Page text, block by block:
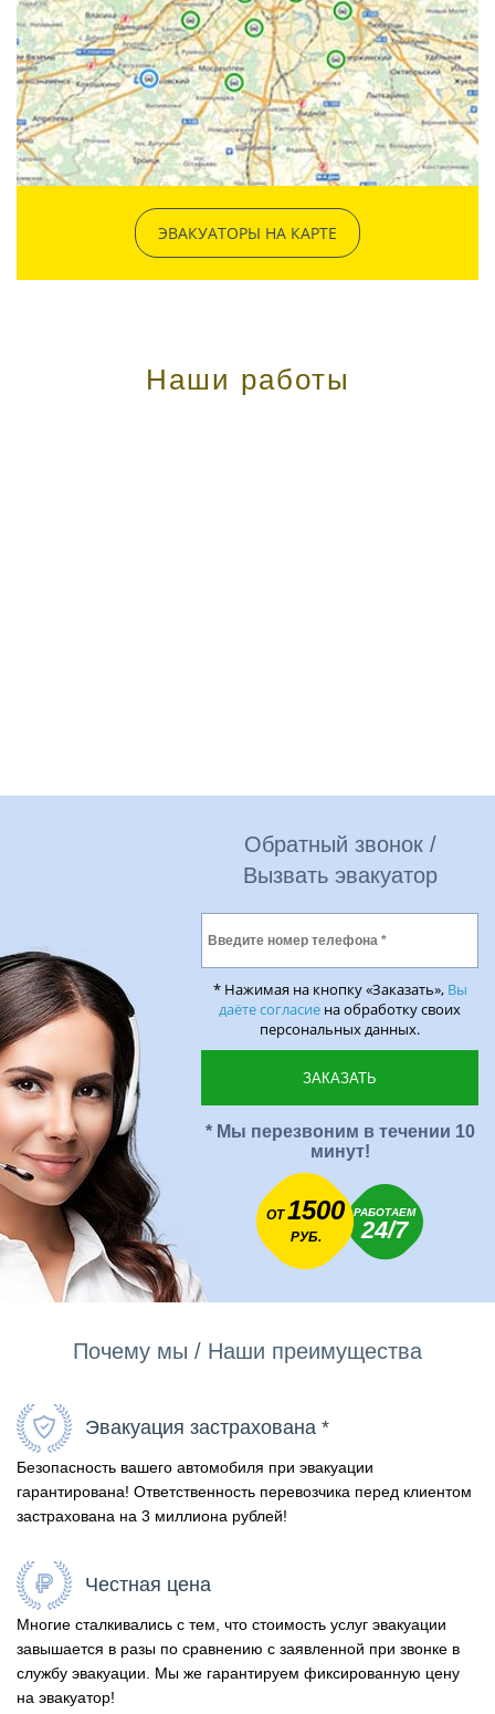
ЭВАКУАТОРЫ НА КАРТЕ
Наши работы
Обратный звонок /
Вызвать эвакуатор
* Нажимая на кнопку «Заказать», Вы
даёте согласие на обработку своих
персональных данных.
* Мы перезвоним в течении 10
минут!
ОТ1500
РУБ.
РАБОТАЕМ
24/7
Почему мы / Наши преимущества
Эвакуация застрахована *
Безопасность вашего автомобиля при эвакуации
гарантирована! Ответственность перевозчика перед клиентом
застрахована на 3 миллиона рублей!
Честная цена
Многие сталкивались с тем, что стоимость услуг эвакуации
завышается в разы по сравнению с заявленной при звонке в
службу эвакуации. Мы же гарантируем фиксированную цену
на эвакуатор!